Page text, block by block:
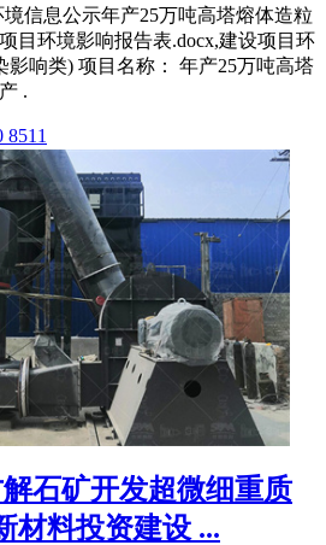
信息公示年产25万吨高塔熔体造粒
目环境影响报告表.docx,建设项目环
影响类) 项目名称： 年产25万吨高塔
.
8511
石矿开发超微细重质
材料投资建设 ...